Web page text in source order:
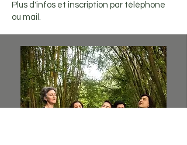
Plus d'infos et inscription par téléphone
ou mail.